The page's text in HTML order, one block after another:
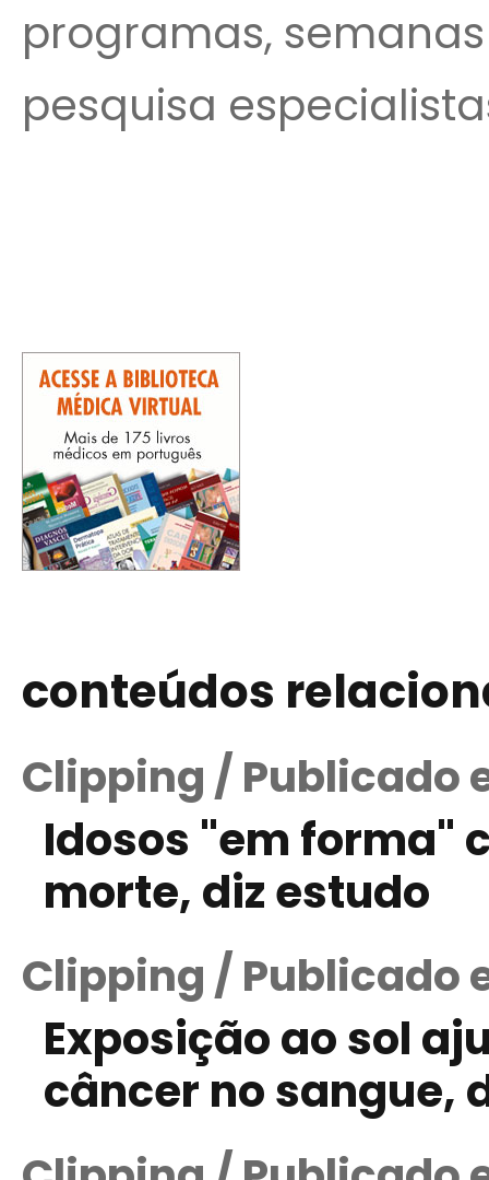
programas,
pesquisa
conteúdos
Clipping / Publicado
Idosos "em forma"
morte, diz estudo
Clipping / Publicado
Exposição ao sol
câncer no sangue,